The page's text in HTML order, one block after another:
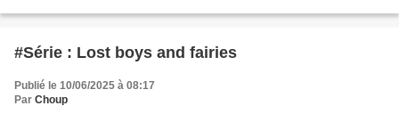
#Série : Lost boys and fairies
Publié le 10/06/2025 à 08:17
Par Choup